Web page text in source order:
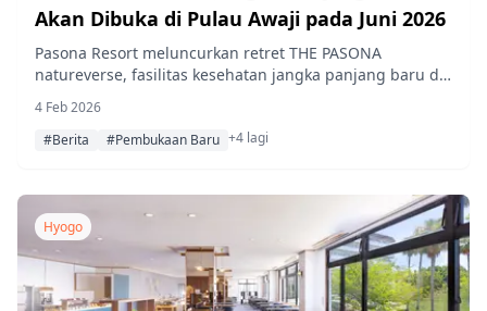
Akan Dibuka di Pulau Awaji pada Juni 2026
Pasona Resort meluncurkan retret THE PASONA
natureverse, fasilitas kesehatan jangka panjang baru di
Pulau Awaji pada Juni 2026. Retret ini berfokus pada
kesehatan holistik melalui makanan, olahraga, dan tidur,
dengan layanan lengkap dan dukungan medis.
4 Feb 2026
#Berita
#Pembukaan Baru +4 lagi
Hyogo